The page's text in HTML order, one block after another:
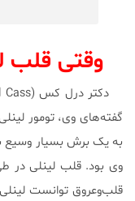
وقتی قلب
گفته‌های وی، تومور
به یک برش بسیار وسیع
وی بود. قلب لینلی در
قلب‌و‌عروق توانست